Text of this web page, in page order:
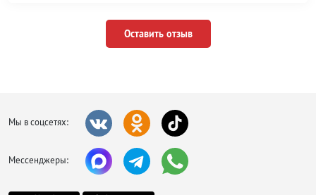
Оставить отзыв
Мы в соцсетях:
Мессенджеры: